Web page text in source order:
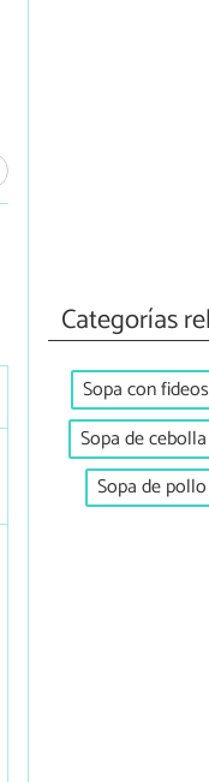
Categorías
Sopa con fideos
Sopa de cebolla
Sopa de pollo